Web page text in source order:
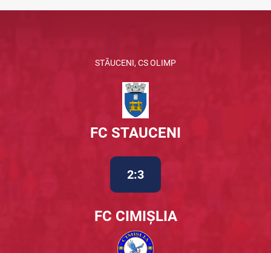
STĂUCENI, CS OLIMP
FC STAUCENI
2:3
FC CIMIȘLIA